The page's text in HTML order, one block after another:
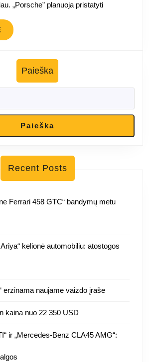
„Porsche” planuoja pristatyti
READ
MORE
Paieška
Paieška
Recent Posts
Ferrari 458 GTC“ bandymų metu
kelionė automobiliu: atostogos
erzinama naujame vaizdo įraše
kaina nuo 22 350 USD
ir „Mercedes-Benz CLA45 AMG“: